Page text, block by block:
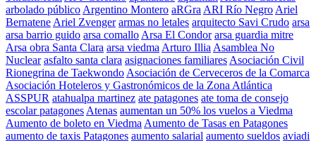
arbolado público Argentino Montero aRGra ARI Río Negro Ariel
Bernatene Ariel Zvenger armas no letales arquitecto Savi Crudo arsa
arsa barrio guido arsa comallo Arsa El Condor arsa guardia mitre
Arsa obra Santa Clara arsa viedma Arturo Illia Asamblea No
Nuclear asfalto santa clara asignaciones familiares Asociación Civil
Rionegrina de Taekwondo Asociación de Cerveceros de la Comarca
Asociación Hoteleros y Gastronómicos de la Zona Atlántica
ASSPUR atahualpa martinez ate patagones ate toma de consejo
escolar patagones Atenas aumentan un 50% los vuelos a Viedma
Aumento de boleto en Viedma Aumento de Tasas en Patagones
aumento de taxis Patagones aumento salarial aumento sueldos aviadi